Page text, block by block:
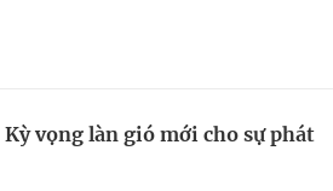
vọng làn gió mới cho sự phát